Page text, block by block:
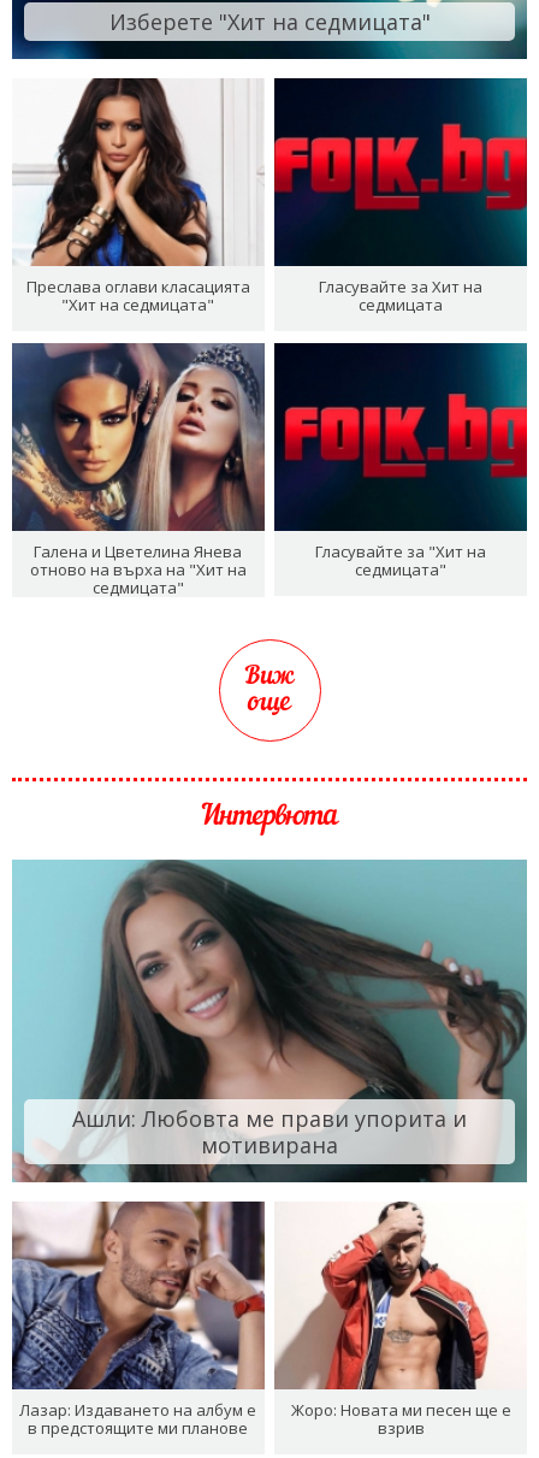
Изберете "Хит на седмицата"
Преслава оглави класацията
"Хит на седмицата"
Гласувайте за Хит на
седмицата
Галена и Цветелина Янева
отново на върха на "Хит на
седмицата"
Гласувайте за "Хит на
седмицата"
Виж
още
Интервюта
Ашли: Любовта ме прави упорита и
мотивирана
Лазар: Издаването на албум е
в предстоящите ми планове
Жоро: Новата ми песен ще е
взрив